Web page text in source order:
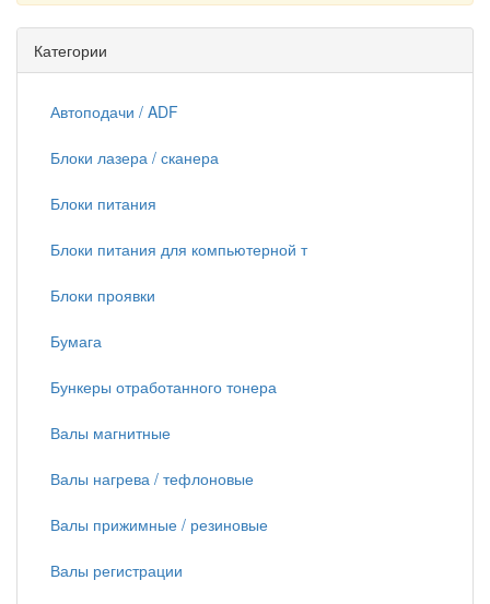
Категории
Автоподачи / ADF
Блоки лазера / сканера
Блоки питания
Блоки питания для компьютерной т
Блоки проявки
Бумага
Бункеры отработанного тонера
Валы магнитные
Валы нагрева / тефлоновые
Валы прижимные / резиновые
Валы регистрации